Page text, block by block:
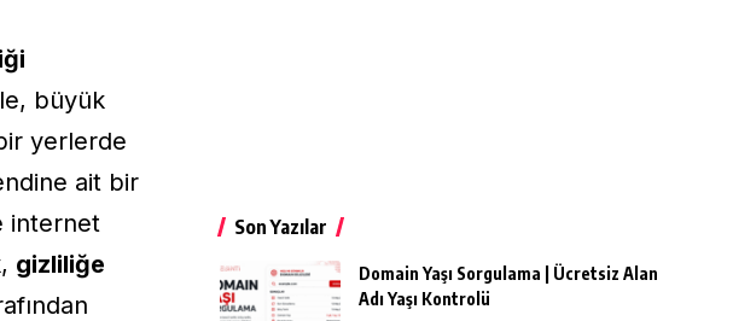
büyük
yerlerde
ait bir
internet
gizliliğe
Son Yazılar
Domain Yaşı Sorgulama | Ücretsiz Alan
Adı Yaşı Kontrolü